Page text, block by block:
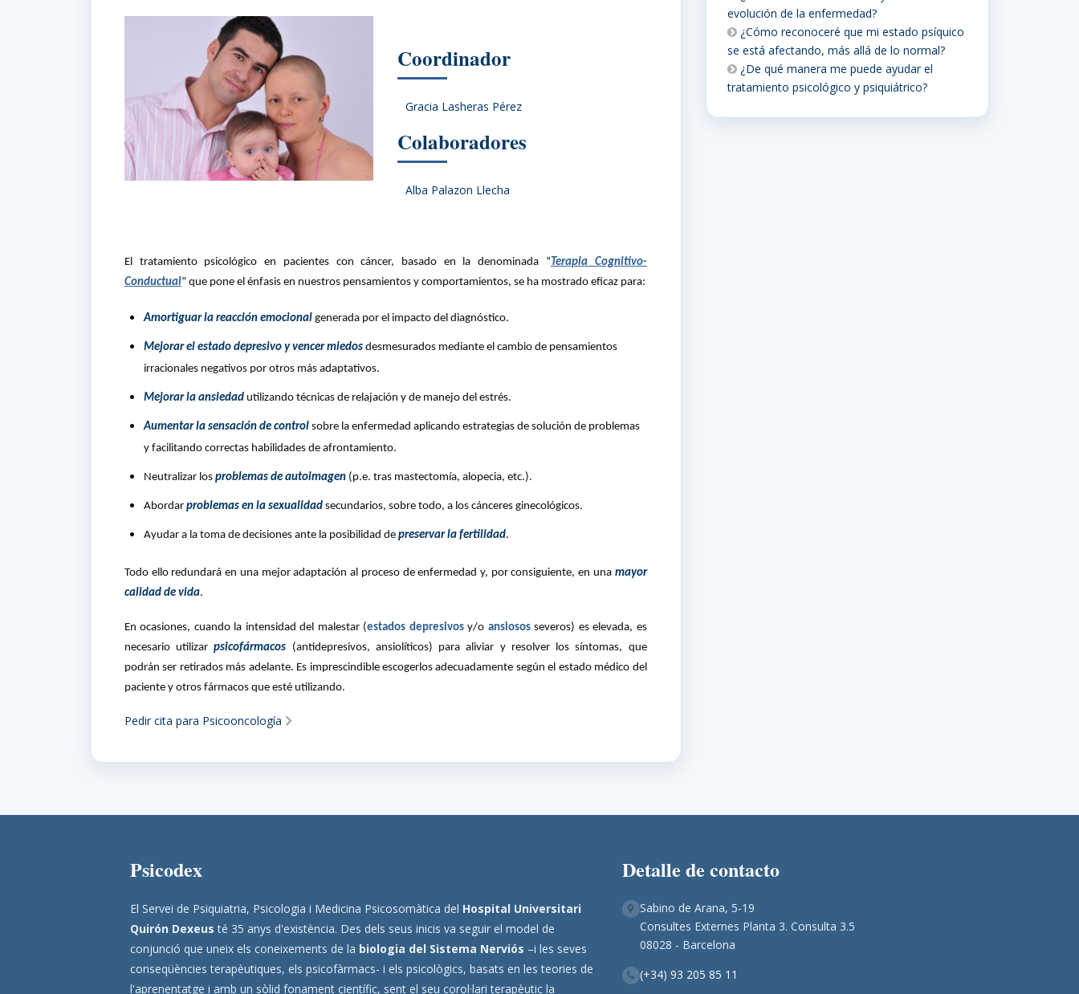
Coordinador
Gracia Lasheras Pérez
Colaboradores
Alba Palazon Llecha
El tratamiento psicológico en pacientes con cáncer, basado en la denominada “ Terapia Cognitivo-
Conductual” que pone el énfasis en nuestros pensamientos y comportamientos, se ha mostrado eficaz para:
Amortiguar la reacción emocional generada por el impacto del diagnóstico.
Mejorar el estado depresivo y vencer miedos desmesurados mediante el cambio de pensamientos
irracionales negativos por otros más adaptativos.
Mejorar la ansiedad utilizando técnicas de relajación y de manejo del estrés.
Aumentar la sensación de control sobre la enfermedad aplicando estrategias de solución de problemas
y facilitando correctas habilidades de afrontamiento.
Neutralizar los problemas de autoimagen (p.e. tras mastectomía, alopecia, etc.).
Abordar problemas en la sexualidad secundarios, sobre todo, a los cánceres ginecológicos.
Ayudar a la toma de decisiones ante la posibilidad de preservar la fertilidad.
Todo ello redundará en una mejor adaptación al proceso de enfermedad y, por consiguiente, en una mayor
calidad de vida.
En ocasiones, cuando la intensidad del malestar (estados depresivosy/o ansiososseveros) es elevada, es
necesario utilizarpsicofármacos (antidepresivos, ansiolíticos) para aliviar y resolver los síntomas, que
podrán ser retirados más adelante. Es imprescindible escogerlos adecuadamente según el estado médico del
paciente y otros fármacos que esté utilizando.
Pedir cita para Psicooncología
evolución de la enfermedad?
¿Cómo reconoceré que mi estado psíquico
se está afectando, más allá de lo normal?
¿De qué manera me puede ayudar el
tratamiento psicológico y psiquiátrico?
Psicodex
El Servei de Psiquiatria, Psicologia i Medicina Psicosomàtica del Hospital Universitari
Quirón Dexeus té 35 anys d'existència. Des dels seus inicis va seguir el model de
conjunció que uneix els coneixements de la biologia del Sistema Nerviós –i les seves
conseqüències terapèutiques, els psicofàrmacs- i els psicològics, basats en les teories de
l'aprenentatge i amb un sòlid fonament científic, sent el seu corol·lari terapèutic la
Detalle de contacto
Sabino de Arana, 5-19
Consultes Externes Planta 3. Consulta 3.5
08028 - Barcelona
(+34) 93 205 85 11